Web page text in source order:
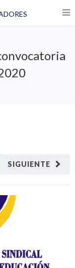
SIGUIENTE